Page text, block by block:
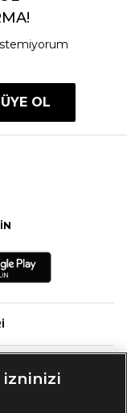
ÜYE OL
izninizi